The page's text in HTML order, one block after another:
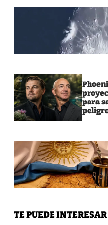
para
TE PUEDE INTERESAR